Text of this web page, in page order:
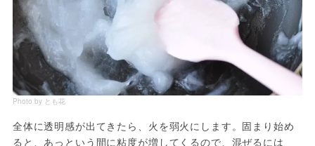
Photo by とも花
全体に透明感が出てきたら、火を弱火にします。固まり始め
ると、あっという間に粘度が増してくるので、混ぜるには